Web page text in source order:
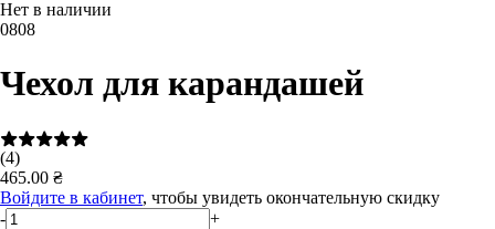
Нет в наличии
0808
Чехол для карандашей
(4)
465.00 ₴
Войдите в кабинет, чтобы увидеть окончательную скидку
-
+